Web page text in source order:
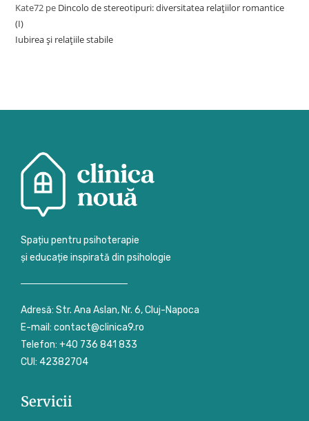
Kate72 pe Dincolo de stereotipuri: diversitatea relațiilor romantice
(I)
Iubirea și relațiile stabile
Spațiu pentru psihoterapie
și educație inspirată din psihologie
Adresă: Str. Ana Aslan, Nr. 6, Cluj-Napoca
E-mail: contact@clinica9.ro
Telefon: +40 736 841 833
CUI: 42382704
Servicii